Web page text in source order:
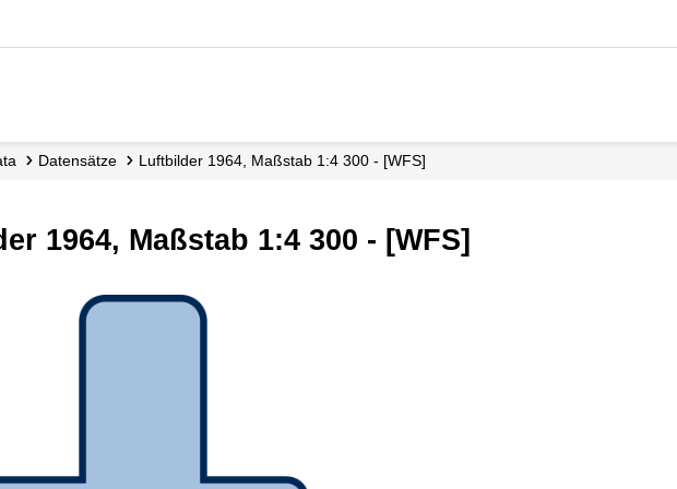
Datensätze Luftbilder 1964, Maßstab 1:4 300 - [WFS]
1964, Maßstab 1:4 300 - [WFS]